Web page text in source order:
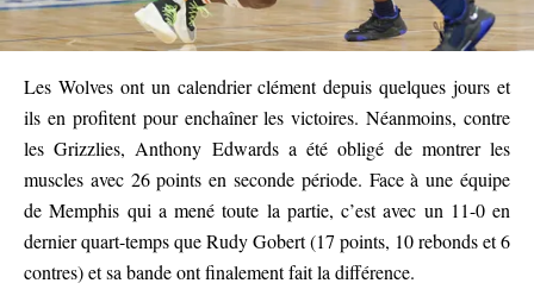
Les Wolves ont un calendrier clément depuis quelques jours et
ils en profitent pour enchaîner les victoires. Néanmoins, contre
les Grizzlies, Anthony Edwards a été obligé de montrer les
muscles avec 26 points en seconde période. Face à une équipe
de Memphis qui a mené toute la partie, c’est avec un 11-0 en
dernier quart-temps que Rudy Gobert (17 points, 10 rebonds et 6
contres) et sa bande ont finalement fait la différence.